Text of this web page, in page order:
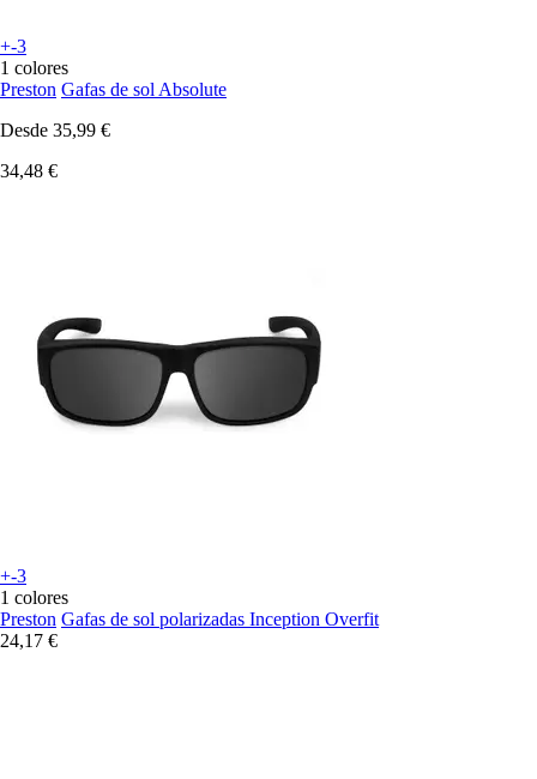
+-3
1 colores
Preston Gafas de sol Absolute
Desde 35,99 €
34,48 €
+-3
1 colores
Preston Gafas de sol polarizadas Inception Overfit
24,17 €